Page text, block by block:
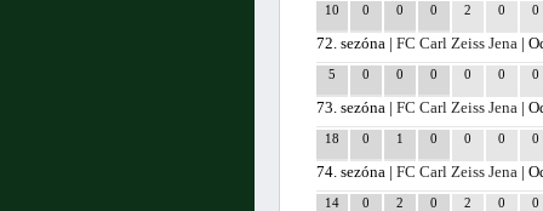
10 0 0 0 2 0 0
72. sezóna |FC Carl Zeiss Jena |
5 0 0 0 0 0 0
73. sezóna |FC Carl Zeiss Jena |
18 0 1 0 0 0 0
74. sezóna |FC Carl Zeiss Jena |
14 0 2 0 2 0 0